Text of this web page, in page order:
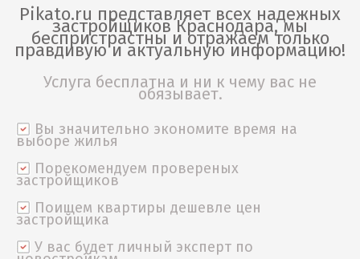
Pikato.ru представляет всех надежных
застройщиков Краснодара, мы
беспристрастны и отражаем только
правдивую и актуальную информацию!
Услуга бесплатна и ни к чему вас не
обязывает.
Вы значительно экономите время на
выборе жилья
Порекомендуем провереных
застройщиков
Поищем квартиры дешевле цен
застройщика
У вас будет личный эксперт по